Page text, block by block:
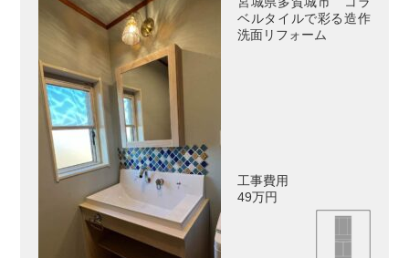
ベルタイルで彩る造作
洗面リフォーム
工事費用
49万円